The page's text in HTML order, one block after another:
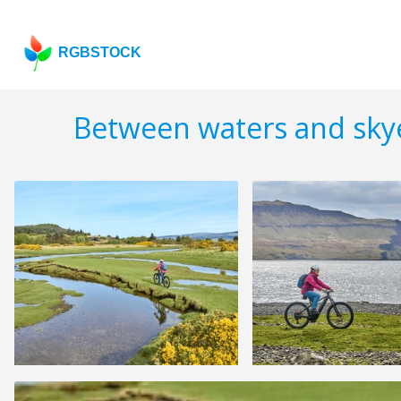
RGBSTOCK
Between waters and